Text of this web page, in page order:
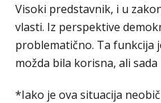
Visoki predstavnik, i u
vlasti. Iz perspektive
problematično. Ta funkcija
možda bila korisna, ali sada
*Iako je ova situacija